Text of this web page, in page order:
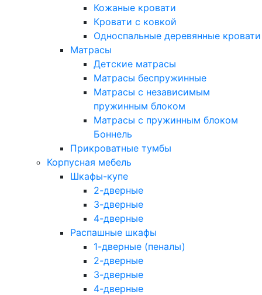
Кожаные кровати
Кровати с ковкой
Односпальные деревянные кровати
Матрасы
Детские матрасы
Матрасы беспружинные
Матрасы с независимым
пружинным блоком
Матрасы с пружинным блоком
Боннель
Прикроватные тумбы
Корпусная мебель
Шкафы-купе
2-дверные
3-дверные
4-дверные
Распашные шкафы
1-дверные (пеналы)
2-дверные
3-дверные
4-дверные